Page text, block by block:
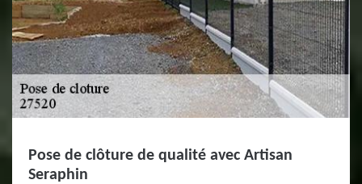
Pose de clôture de qualité avec Artisan
Seraphin